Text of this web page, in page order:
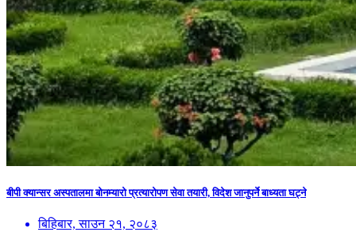
बीपी क्यान्सर अस्पतालमा बोनम्यारो प्रत्यारोपण सेवा तयारी, विदेश जानुपर्ने बाध्यता घट्ने
बिहिबार, साउन २१, २०८३